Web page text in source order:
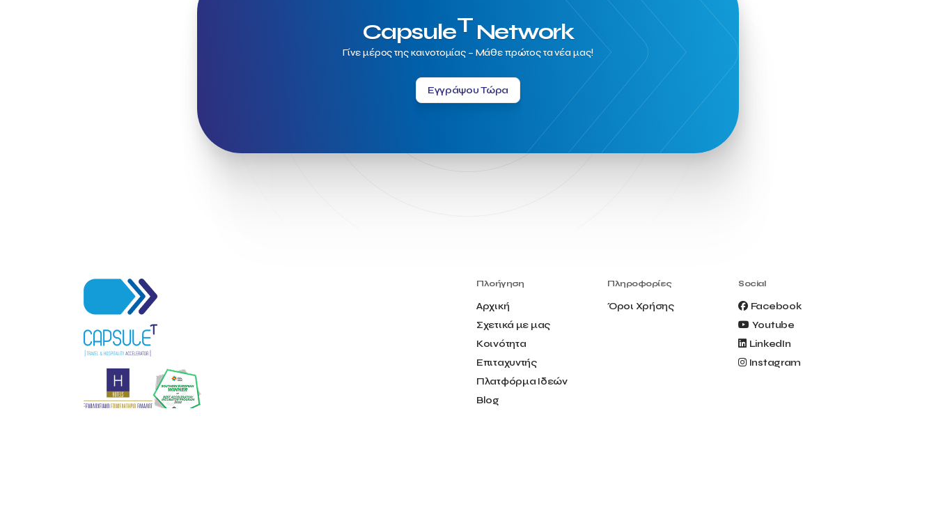
Archimedes Center
Artificial Intelligence
Athens News Agency
Athens University of Economics &
Business
Best accelerator
Best incubator
Bizrupt
Booths 34-35
Borrn
Boutique Hotel
Cactus Royal Spa & Resort Hotel.
Campsaround
Canaves Oia Suites
Creta Maris
Creta Palm
Culture
Deliverback
CapsuleTNetwork
Γίνε μέρος της καινοτομίας – Μάθε πρώτος τα νέα μας!
Εγγράψου Τώρα
Πλοήγηση
Αρχική
Σχετικά με μας
Κοινότητα
Επιταχυντής
Πλατφόρμα Ιδεών
Blog
Πληροφορίες
Όροι Χρήσης
Social
Facebook
Youtube
LinkedIn
Instagram